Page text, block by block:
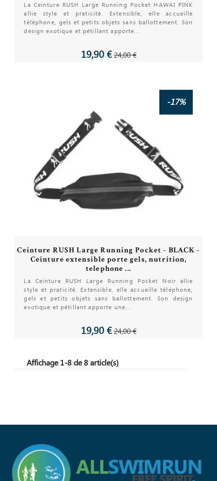
La Ceinture RUSH Large Running Pocket HAWAI PINK
allie style et praticité. Extensible, elle accueille
téléphone, gels et petits objets sans ballottement. Son
design exotique et pétillant apporte...
19,90 €24,00 €
-17%
Ceinture RUSH Large Running Pocket - BLACK -
Ceinture extensible porte gels, nutrition,
telephone ...
La Ceinture RUSH Large Running Pocket Noir allie
style et praticité. Extensible, elle accueille téléphone,
gels et petits objets sans ballottement. Son design
exotique et pétillant apporte une...
19,90 €24,00 €
Affichage 1-8 de 8 article(s)